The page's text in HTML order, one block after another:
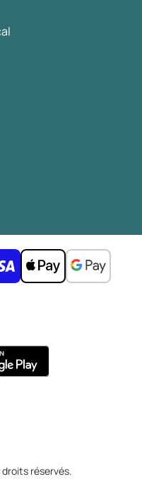
réservés.